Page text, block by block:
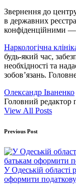
Звернення до
в державних
конфіденційними
Наркологічна
будь-який час,
необхідності та
зобов’язань.
Олександр Іваненко
Головний редактор
View All Posts
Post
navigation
Previous Post
У Одеській області
оформити